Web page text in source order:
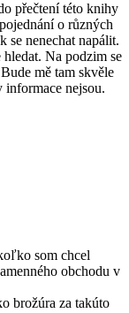
přečtení této knihy
o různých
se nenechat napálit.
Na podzim se
mě tam skvěle
informace nejsou.
som chcel
obchodu v
brožúra za takúto